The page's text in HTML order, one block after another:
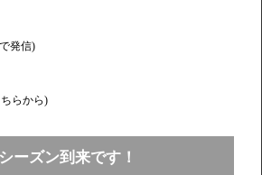
発信)
らから)
ーズン到来です！